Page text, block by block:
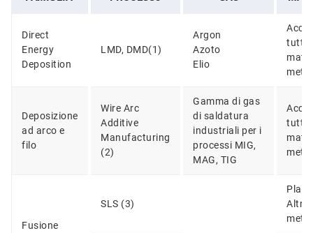
Direct
Energy
Deposition
LMD, DMD(1)
Argon
Azoto
Elio
tutti i
Deposizione
ad arco e
filo
Wire Arc
Additive
Manufacturing
(2)
Gamma di gas
di saldatura
industriali per i
processi MIG,
MAG, TIG
tutti i
Fusione
SLS (3)
Altro